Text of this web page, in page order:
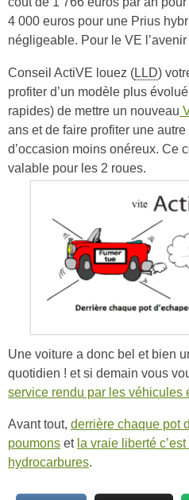
4 000 euros pour une Prius
négligeable. Pour le VE
Conseil ActiVE louez (LLD)
profiter d’un modèle plus
rapides) de mettre un nouveau
ans et de faire profiter une autre
d’occasion moins onéreux. Ce
valable pour les 2 roues.
Une voiture a donc bel et bien
quotidien ! et si demain vous
service rendu par les véhicules
Avant tout, derrière chaque pot
poumons et la vraie liberté
hydrocarbures.